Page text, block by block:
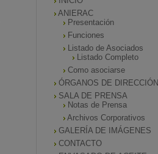
ANIERAC
Presentación
Funciones
Listado de Asociados
Listado Completo
Como asociarse
ÓRGANOS DE DIRECCIÓN
SALA DE PRENSA
Notas de Prensa
Archivos Corporativos
GALERÍA DE IMÁGENES
CONTACTO